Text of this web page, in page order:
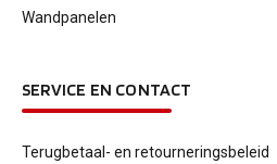
Wandpanelen
SERVICE EN CONTACT
Terugbetaal- en retourneringsbeleid